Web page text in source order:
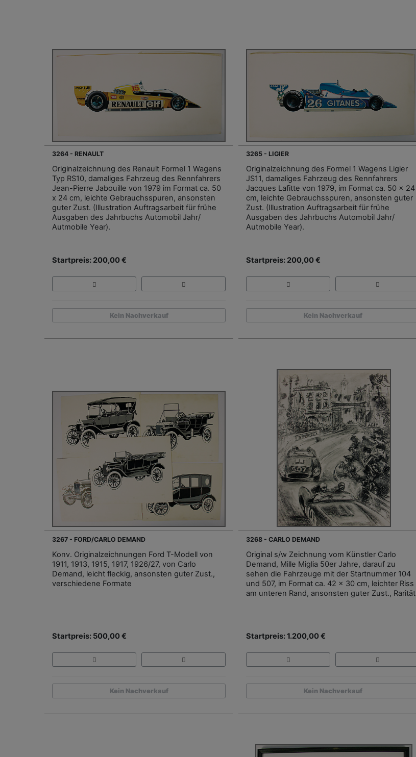
3264 - RENAULT
Originalzeichnung des Renault Formel 1 Wagens
Typ RS10, damaliges Fahrzeug des Rennfahrers
Jean-Pierre Jabouille von 1979 im Format ca. 50
x 24 cm, leichte Gebrauchsspuren, ansonsten
guter Zust. (Illustration Auftragsarbeit für frühe
Ausgaben des Jahrbuchs Automobil Jahr/
Autmobile Year).
Startpreis: 200,00 €
Kein Nachverkauf
3265 - LIGIER
Originalzeichnung des Formel 1 Wagens Ligier
JS11, damaliges Fahrzeug des Rennfahrers
Jacques Lafitte von 1979, im Format ca. 50 x 24
cm, leichte Gebrauchsspuren, ansonsten guter
Zust. (Illustration Auftragsarbeit für frühe
Ausgaben des Jahrbuchs Automobil Jahr/
Autmobile Year).
Startpreis: 200,00 €
Kein Nachverkauf
3267 - FORD/CARLO DEMAND
Konv. Originalzeichnungen Ford T-Modell von
1911, 1913, 1915, 1917, 1926/27, von Carlo
Demand, leicht fleckig, ansonsten guter Zust.,
verschiedene Formate
Startpreis: 500,00 €
Kein Nachverkauf
3268 - CARLO DEMAND
Original s/w Zeichnung vom Künstler Carlo
Demand, Mille Miglia 50er Jahre, darauf zu
sehen die Fahrzeuge mit der Startnummer 104
und 507, im Format ca. 42 x 30 cm, leichter Riss
am unteren Rand, ansonsten guter Zust., Rarität
Startpreis: 1.200,00 €
Kein Nachverkauf